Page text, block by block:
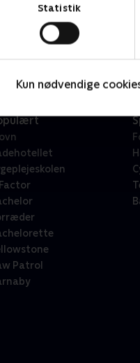
Statistik
Kun nødvendige
- The Ninth Jedi
Patrol